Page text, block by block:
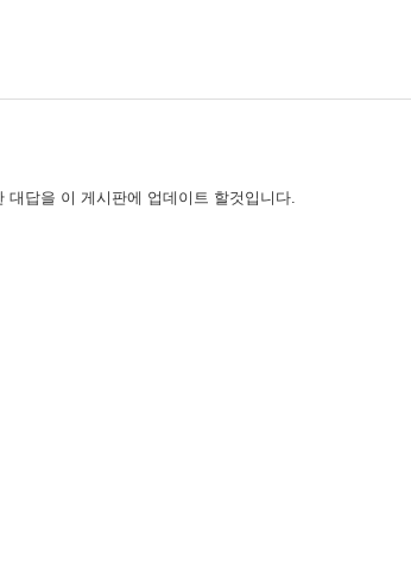
답을 이 게시판에 업데이트 할것입니다.